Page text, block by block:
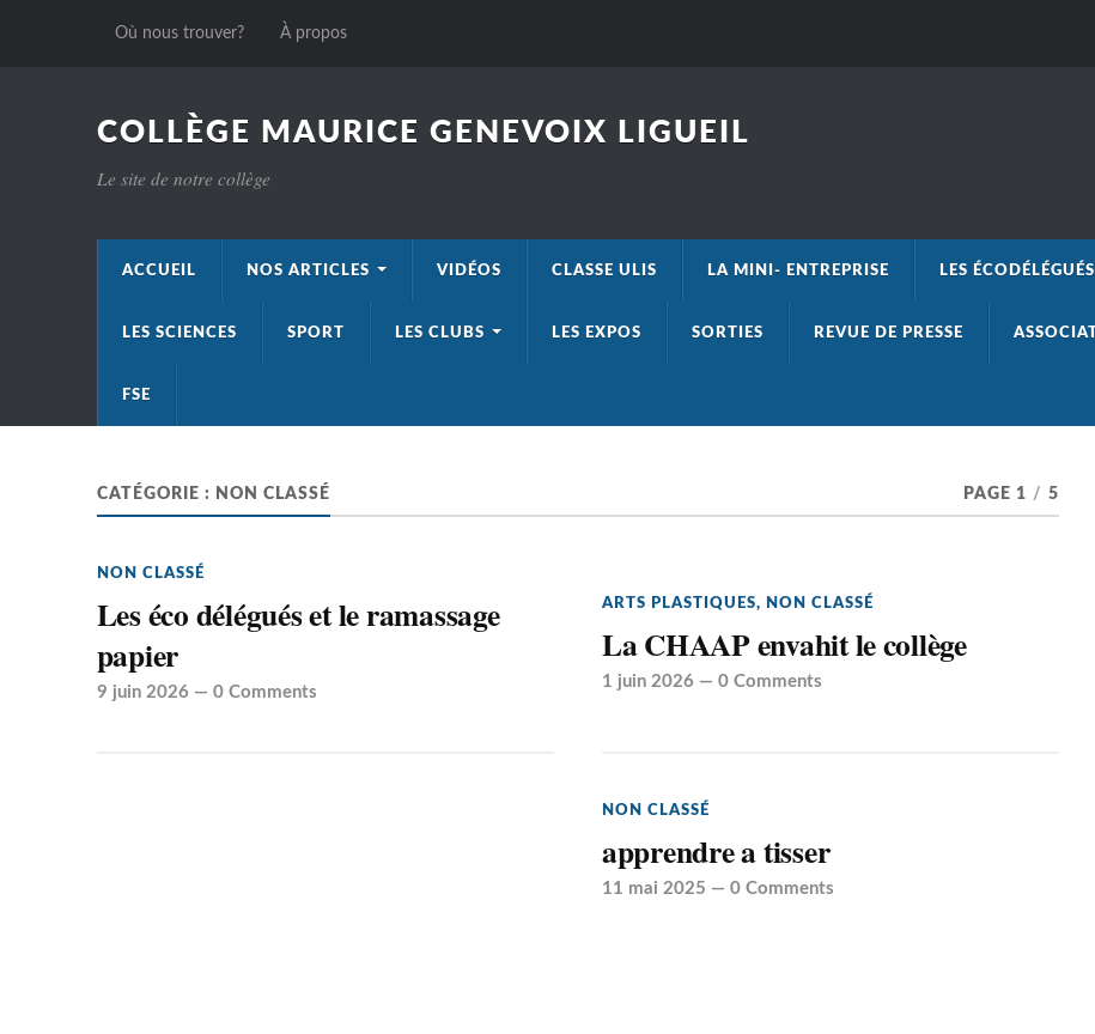
Où nous trouver? À propos
COLLÈGE MAURICE GENEVOIX LIGUEIL
Le site de notre collège
ACCUEIL NOS ARTICLES VIDÉOS CLASSE ULIS LA MINI- ENTREPRISE LES ÉCODÉLÉGUÉS
LES SCIENCES SPORT LES CLUBS LES EXPOS SORTIES REVUE DE PRESSE
FSE
CATÉGORIE : NON CLASSÉ PAGE 1 / 5
NON CLASSÉ
Les éco délégués et le ramassage
papier
9 juin 2026 — 0 Comments
ARTS PLASTIQUES, NON CLASSÉ
La CHAAP envahit le collège
1 juin 2026 — 0 Comments
NON CLASSÉ
apprendre a tisser
11 mai 2025 — 0 Comments